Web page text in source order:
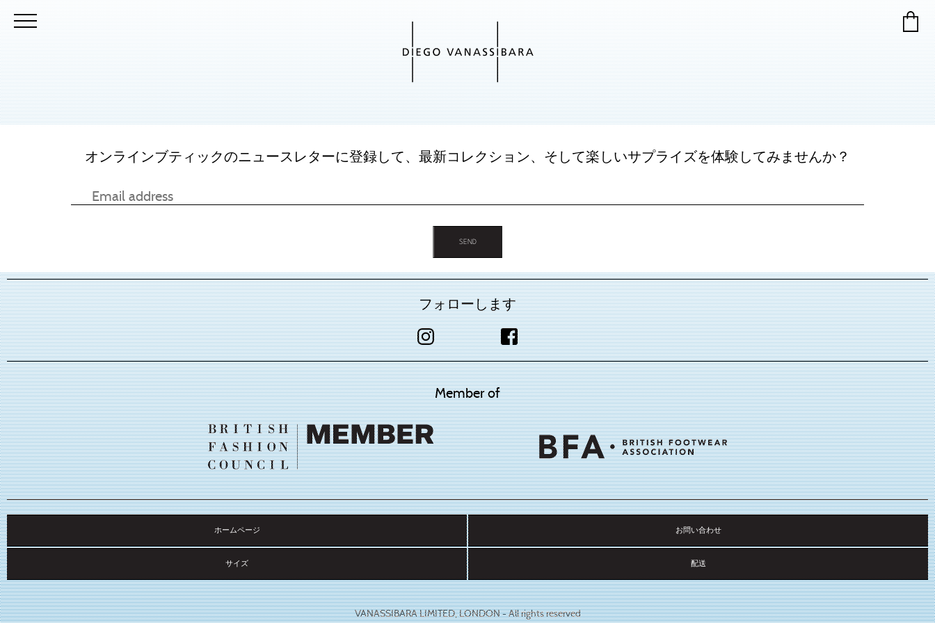
オンラインブティックのニュースレターに登録して、最新コレクション、そして楽しいサプライズを体験してみませんか？
フォローします
Member of
ホームページ お問い合わせ
サイズ 配送
VANASSIBARA LIMITED, LONDON - All rights reserved